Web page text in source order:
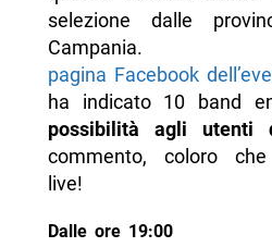
selezione dalle
pagina Facebook
ha indicato 10 band
possibilità agli utenti
commento, coloro
live!
Dalle ore 19:00